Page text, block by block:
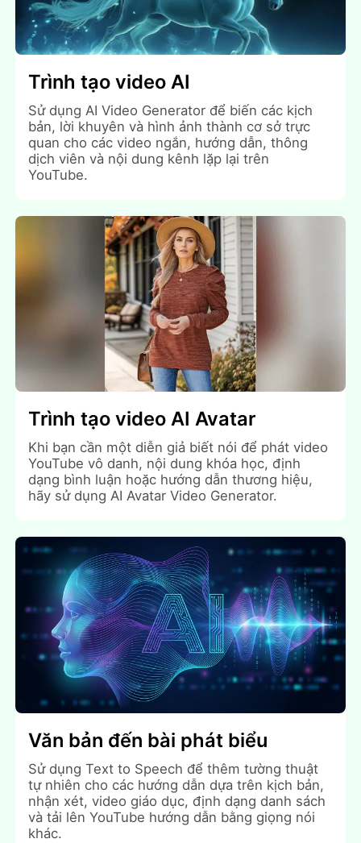
Trình tạo video AI
Sử dụng AI Video Generator để biến các kịch
bản, lời khuyên và hình ảnh thành cơ sở trực
quan cho các video ngắn, hướng dẫn, thông
dịch viên và nội dung kênh lặp lại trên
YouTube.
Trình tạo video AI Avatar
Khi bạn cần một diễn giả biết nói để phát video
YouTube vô danh, nội dung khóa học, định
dạng bình luận hoặc hướng dẫn thương hiệu,
hãy sử dụng AI Avatar Video Generator.
Văn bản đến bài phát biểu
Sử dụng Text to Speech để thêm tường thuật
tự nhiên cho các hướng dẫn dựa trên kịch bản,
nhận xét, video giáo dục, định dạng danh sách
và tải lên YouTube hướng dẫn bằng giọng nói
khác.